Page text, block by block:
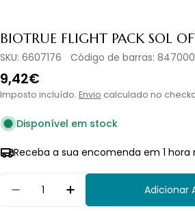
BIOTRUE FLIGHT PACK SOL
SKU: 6607176 Código de barras:
Preço
normal
9,42€
Imposto incluído. Envio calculado no
Disponível em stock
Receba a sua encomenda em 1 hora
Adicionar